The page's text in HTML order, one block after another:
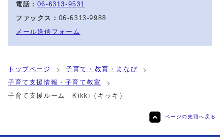
電話： 06-6313-9531
ファックス： 06-6313-9988
メール送信フォーム
トップページ
子育て・教育・まなび
子育て支援情報・子育て教室
子育て支援ルーム Kikki（キッキ）
ページの先頭へ戻る